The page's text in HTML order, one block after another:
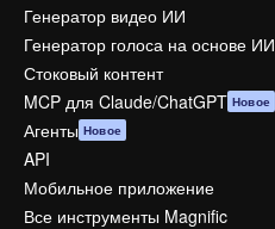
Генератор видео ИИ
Генератор голоса на основе ИИ
Стоковый контент
MCP для Claude/ChatGPT Новое
Агенты Новое
API
Мобильное приложение
Все инструменты Magnific